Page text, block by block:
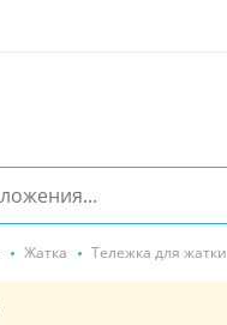
Жатка Тележка для жатки